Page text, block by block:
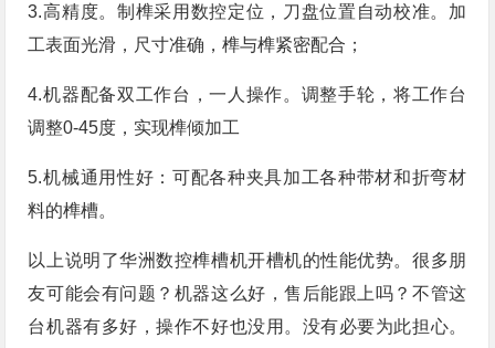
3.高精度。制榫采用数控定位，刀盘位置自动校准。加
工表面光滑，尺寸准确，榫与榫紧密配合；
4.机器配备双工作台，一人操作。调整手轮，将工作台
调整0-45度，实现榫倾加工
5.机械通用性好：可配各种夹具加工各种带材和折弯材
料的榫槽。
以上说明了华洲数控榫槽机开槽机的性能优势。很多朋
友可能会有问题？机器这么好，售后能跟上吗？不管这
台机器有多好，操作不好也没用。没有必要为此担心。